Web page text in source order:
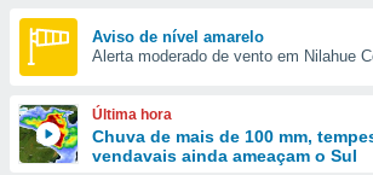
forma
digital
Aviso de nível amarelo
Alerta moderado de vento em Nilahue
Última hora
Chuva de mais de 100 mm,
vendavais ainda ameaçam o Sul